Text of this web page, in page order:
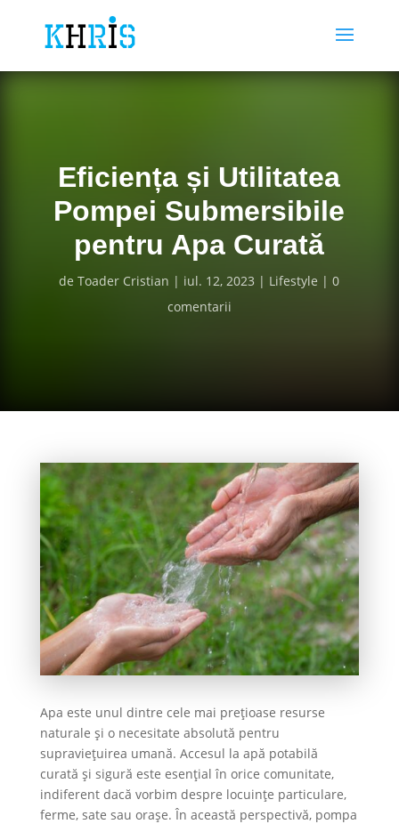
Eficiența și Utilitatea
Pompei Submersibile
pentru Apa Curată
deToader Cristian iul. 12, 2023 Lifestyle
0
comentarii
Apa este unul dintre cele mai prețioase resurse
naturale și o necesitate absolută pentru
supraviețuirea umană. Accesul la apă potabilă
curată și sigură este esențial în orice comunitate,
indiferent dacă vorbim despre locuințe particulare,
ferme, sate sau orașe. În această perspectivă, pompa